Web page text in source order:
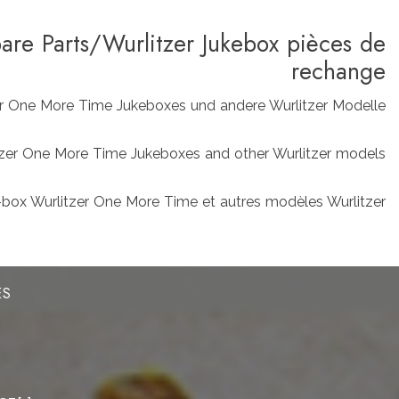
Parts/Wurlitzer Jukebox pièces de
rechange
More Time Jukeboxes und andere Wurlitzer Modelle
One More Time Jukeboxes and other Wurlitzer models
Wurlitzer One More Time et autres modèles Wurlitzer